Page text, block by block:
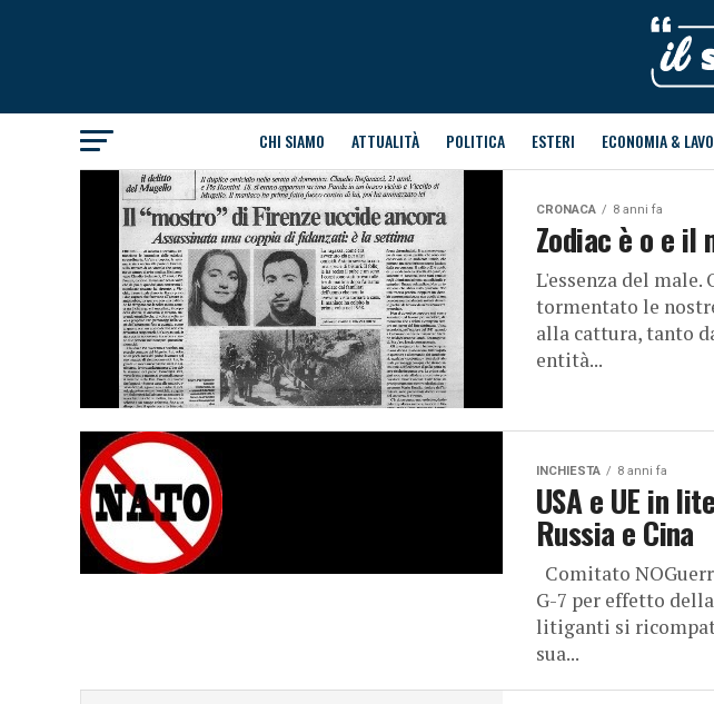
CHI SIAMO ATTUALITÀ POLITICA ESTERI ECONOMIA &
CRONACA 8 anni fa
Zodiac è o e il
L'essenza del male.
tormentato le
alla cattura, tanto
entità...
INCHIESTA 8 anni fa
USA e UE in
Russia e Cina
Comitato
G-7 per effetto
litiganti si
sua...